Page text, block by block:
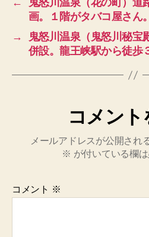
←
鬼怒川温泉（花の町）道
画。１階がタバコ屋さん。
→
鬼怒川温泉（鬼怒川秘宝
併設。龍王峡駅から徒歩
コメント
メールアドレスが公開され
※ が付いている欄
コメント ※